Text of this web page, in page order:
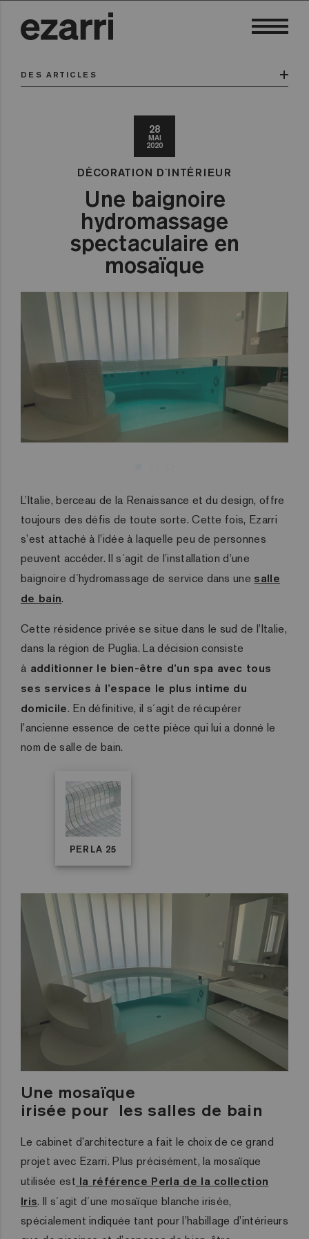
DES ARTICLES
28
MAI
2020
DÉCORATION D´INTÉRIEUR
Une baignoire
hydromassage
spectaculaire en
mosaïque
L’Italie, berceau de la Renaissance et du design, offre
toujours des défis de toute sorte. Cette fois, Ezarri
s’est attaché à l’idée à laquelle peu de personnes
peuvent accéder. Il s´agit de l’installation d’une
baignoire d´hydromassage de service dans une salle
de bain.
Cette résidence privée se situe dans le sud de l’Italie,
dans la région de Puglia. La décision consiste
à additionner le bien-être d’un spa avec tous
ses services à l’espace le plus intime du
domicile. En définitive, il s´agit de récupérer
l’ancienne essence de cette pièce qui lui a donné le
nom de salle de bain.
PERLA 25
Une mosaïque
irisée pour lessalles de bain
Le cabinet d’architecture a fait le choix de ce grand
projet avec Ezarri.Plus précisément, la mosaïque
utilisée est la référence Perla de la collection
Iris. Il s´agit d´une mosaïque blanche irisée,
spécialement indiquée tant pour l’habillaged’intérieurs